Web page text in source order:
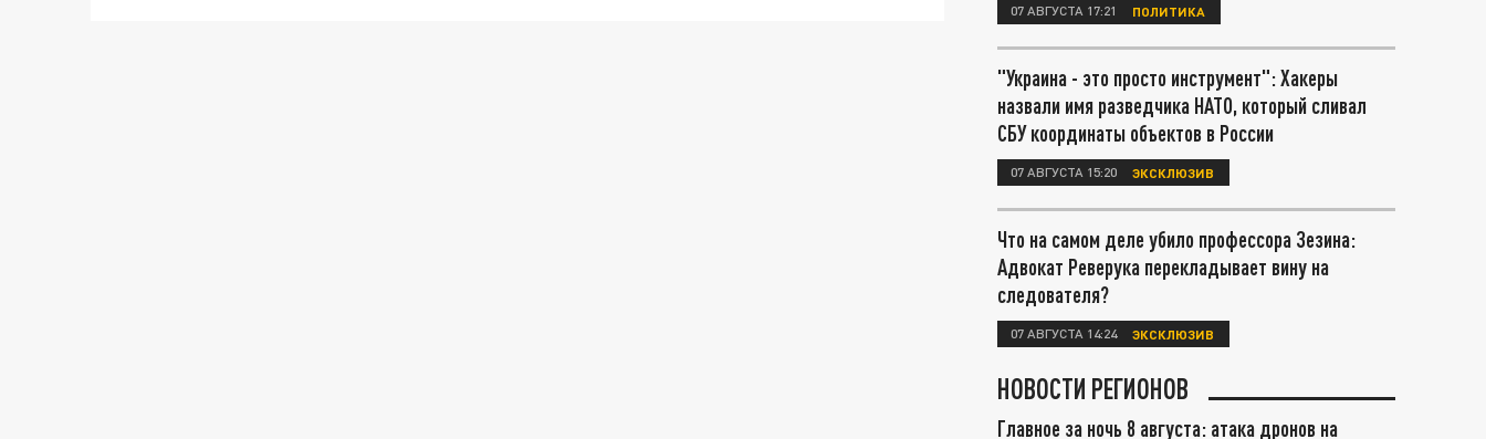
07 АВГУСТА 17:21 ПОЛИТИКА
"Украина - это просто инструмент": Хакеры
назвали имя разведчика НАТО, который сливал
СБУ координаты объектов в России
07 АВГУСТА 15:20 ЭКСКЛЮЗИВ
Что на самом деле убило профессора Зезина:
Адвокат Реверука перекладывает вину на
следователя?
07 АВГУСТА 14:24 ЭКСКЛЮЗИВ
НОВОСТИ РЕГИОНОВ
Главное за ночь 8 августа: атака дронов на